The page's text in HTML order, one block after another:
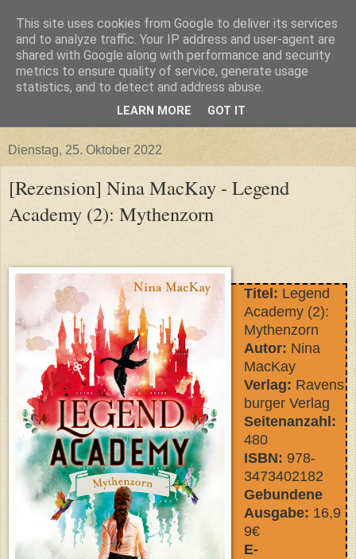
Dienstag, 25. Oktober 2022
[Rezension] Nina MacKay - Legend
Academy (2): Mythenzorn
Titel: Legend
Academy (2):
Mythenzorn
Autor: Nina
MacKay
Verlag: Ravens
burger Verlag
Seitenanzahl:
480
ISBN: 978-
3473402182
Gebundene
Ausgabe: 16,9
9€
E-
This site uses cookies from Google to deliver its services
and to analyze traffic. Your IP address and user-agent are
shared with Google along with performance and security
metrics to ensure quality of service, generate usage
statistics, and to detect and address abuse.
LEARN MORE GOT IT